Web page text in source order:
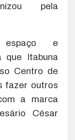
pela
espaço e
que Itabuna
Centro de
fazer outros
a marca
César